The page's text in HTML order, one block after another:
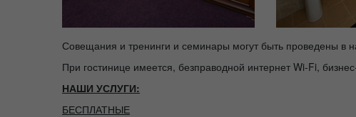
Совещания и тренинги и семинары могут быть проведены в
При гостинице имеется, безправодной интернет Wi-Fi,
НАШИ УСЛУГИ:
БЕСПЛАТНЫЕ